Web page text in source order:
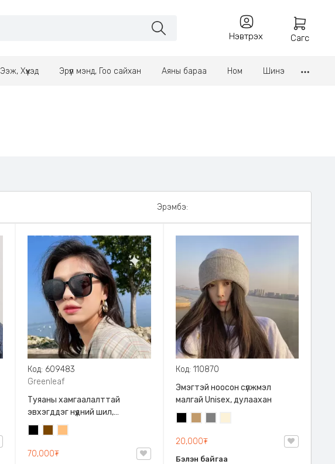
Нэвтрэх Сагс
Ээж, Хүүхэд Эрүүл мэнд, Гоо сайхан Аяны бараа Ном Шинэ
Эрэмбэ:
Код: 609483
Greenleaf
Туяаны хамгаалалттай
эвхэгддэг нүдний шил,
Greenleaf, 2 өнгийн
сонголттой, Авч явахад
авсаархан хайрцагтай, 2023
70,000₮
Код: 110870
Эмэгтэй ноосон сүлжмэл
малгай Unisex, дулаахан
20,000₮
Бэлэн байгаа